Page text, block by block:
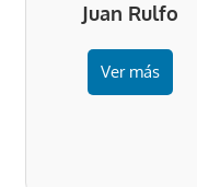
Juan Rulfo
Ver más